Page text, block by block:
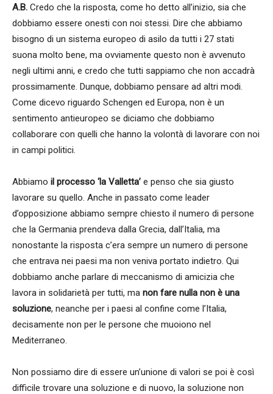
A.B. Credo che la risposta, come ho detto all’inizio, sia che
dobbiamo essere onesti con noi stessi. Dire che abbiamo
bisogno di un sistema europeo di asilo da tutti i 27 stati
suona molto bene, ma ovviamente questo non è avvenuto
negli ultimi anni, e credo che tutti sappiamo che non accadrà
prossimamente. Dunque, dobbiamo pensare ad altri modi.
Come dicevo riguardo Schengen ed Europa, non è un
sentimento antieuropeo se diciamo che dobbiamo
collaborare con quelli che hanno la volontà di lavorare con noi
in campi politici.
Abbiamo il processo ‘la Valletta’ e penso che sia giusto
lavorare su quello. Anche in passato come leader
d’opposizione abbiamo sempre chiesto il numero di persone
che la Germania prendeva dalla Grecia, dall’Italia, ma
nonostante la risposta c’era sempre un numero di persone
che entrava nei paesi ma non veniva portato indietro. Qui
dobbiamo anche parlare di meccanismo di amicizia che
lavora in solidarietà per tutti, ma non fare nulla non è una
soluzione, neanche per i paesi al confine come l’Italia,
decisamente non per le persone che muoiono nel
Mediterraneo.
Non possiamo dire di essere un’unione di valori se poi è così
difficile trovare una soluzione e di nuovo, la soluzione non